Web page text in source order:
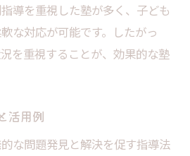
動が学力向上に役立つ理由
別指導塾が取り入れる最新学
合わせた効果的学習法の提
導を重視した塾が多く、子ども
な対応が可能です。したがっ
を重視することが、効果的な塾
活用例
な問題発見と解決を促す指導法